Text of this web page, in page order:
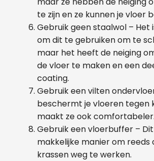
te zijn en ze kunnen je vloer
Gebruik geen staalwol – Het
om dit te gebruiken om te
maar het heeft de neiging
de vloer te maken en een
coating.
Gebruik een vilten
beschermt je vloeren tegen
maakt ze ook comfortabeler.
Gebruik een vloerbuffer –
makkelijke manier om reeds
krassen weg te werken.